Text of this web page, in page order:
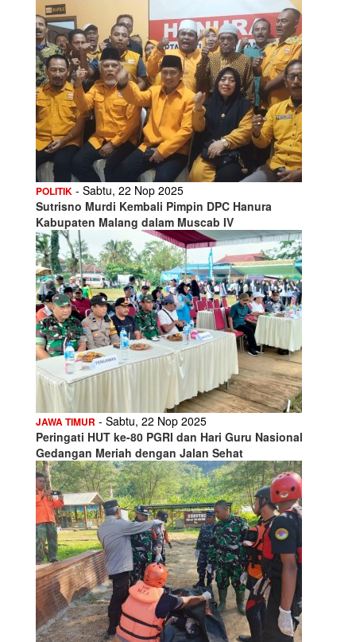
POLITIK - Sabtu, 22 Nop 2025
Sutrisno Murdi Kembali Pimpin DPC Hanura
Kabupaten Malang dalam Muscab IV
JAWA TIMUR - Sabtu, 22 Nop 2025
Peringati HUT ke-80 PGRI dan Hari Guru Nasional
Gedangan Meriah dengan Jalan Sehat